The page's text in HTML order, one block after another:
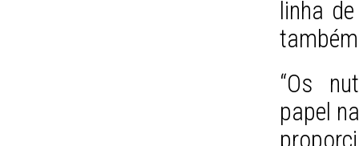
linha
“Os
papel